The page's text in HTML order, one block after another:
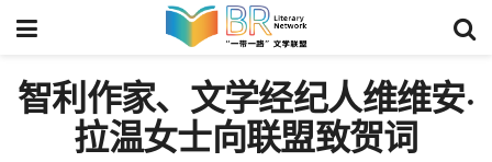
智利作家、文学经纪人维维安·
拉温女士向联盟致贺词